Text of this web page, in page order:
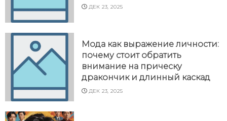
ДЕК 23, 2025
Мода как выражение личности:
почему стоит обратить
внимание на прическу
дракончик и длинный каскад
ДЕК 23, 2025